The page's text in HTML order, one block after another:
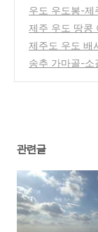
한눈에 볼수 있
우도 우도봉-제
벽 절경의 쇠머
영상
(0)
제주 우도 땅콩
커피의 땅콩라
제주도 우도 배
의 여객료,입장
송추 가마골-소
관련글